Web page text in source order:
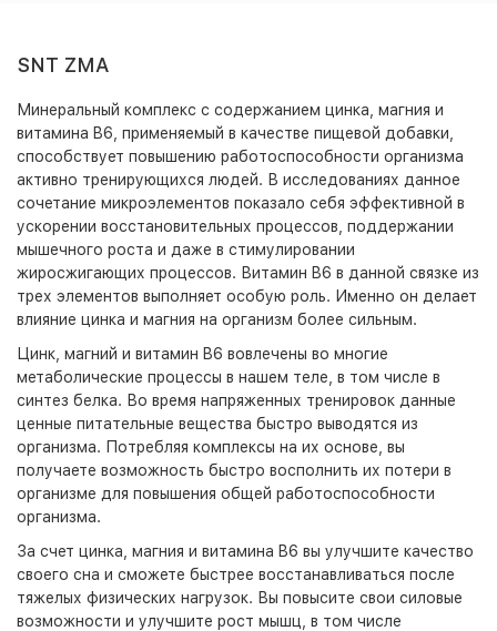
SNT ZMA
Минеральный комплекс с содержанием цинка, магния и
витамина B6, применяемый в качестве пищевой добавки,
способствует повышению работоспособности организма
активно тренирующихся людей. В исследованиях данное
сочетание микроэлементов показало себя эффективной в
ускорении восстановительных процессов, поддержании
мышечного роста и даже в стимулировании
жиросжигающих процессов. Витамин B6 в данной связке из
трех элементов выполняет особую роль. Именно он делает
влияние цинка и магния на организм более сильным.
Цинк, магний и витамин B6 вовлечены во многие
метаболические процессы в нашем теле, в том числе в
синтез белка. Во время напряженных тренировок данные
ценные питательные вещества быстро выводятся из
организма. Потребляя комплексы на их основе, вы
получаете возможность быстро восполнить их потери в
организме для повышения общей работоспособности
организма.
За счет цинка, магния и витамина B6 вы улучшите качество
своего сна и сможете быстрее восстанавливаться после
тяжелых физических нагрузок. Вы повысите свои силовые
возможности и улучшите рост мышц, в том числе